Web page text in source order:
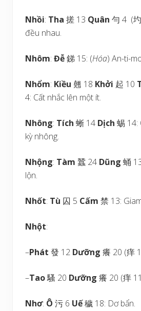
Nhồi: Tha 搓 13 Quân 勻 4 (
đều nhau.
Nhôm: Đễ銻 15: (Hóa) An-ti-
Nhổm: Kiều 翹 18 Khởi 起 10
4: Cất nhắc lên một ít.
Nhông: Tích 蜥 14 Dịch 蜴 14:
kỳ nhông.
Nhộng: Tàm 蠶 24 Dũng 蛹
lộn.
Nhốt: Tù 囚 5 Cấm 禁 13:
Nhột:
–Phát 發 12 Dưỡng 癢 20 (痒
–Tao騷 20 Dưỡng 癢 20 (痒
Nhơ: Ô 污 6 Uế穢 18: Dơ bẩn.